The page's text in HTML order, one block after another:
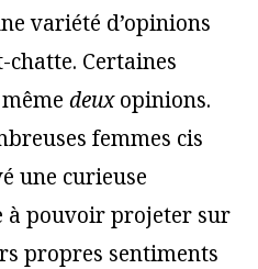
variété d’opinions
Certaines
deuxopinions.
femmes cis
une curieuse
à pouvoir projeter sur
propres sentiments